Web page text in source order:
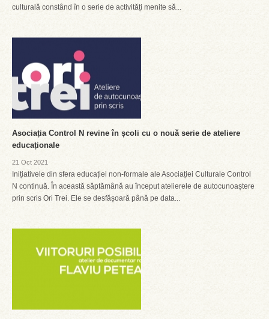
culturală constând în o serie de activități menite să...
Asociația Control N revine în școli cu o nouă serie de ateliere
educaționale
21 Oct 2021
Inițiativele din sfera educației non-formale ale Asociației Culturale Control
N continuă. În această săptămână au început atelierele de autocunoaștere
prin scris Ori Trei. Ele se desfășoară până pe data...